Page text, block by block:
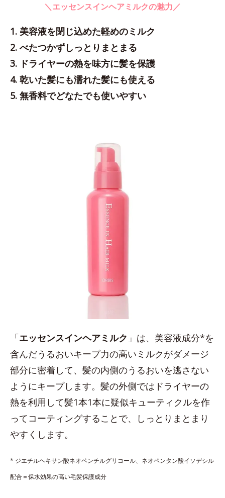
＼エッセンスインヘアミルクの魅力／
1. 美容液を閉じ込めた軽めのミルク
2. べたつかずしっとりまとまる
3. ドライヤーの熱を味方に髪を保護
4. 乾いた髪にも濡れた髪にも使える
5. 無香料でどなたでも使いやすい
「エッセンスインヘアミルク 」は、美容液成分*を
含んだうるおいキープ力の高いミルクがダメージ
部分に密着して、髪の内側のうるおいを逃さない
ようにキープします。髪の外側ではドライヤーの
熱を利用して髪1本1本に疑似キューティクルを作
ってコーティングすることで、しっとりまとまり
やすくします。
* ジエチルヘキサン酸ネオペンチルグリコール、ネオペンタン酸イソデシル
配合＝保水効果の高い毛髪保護成分